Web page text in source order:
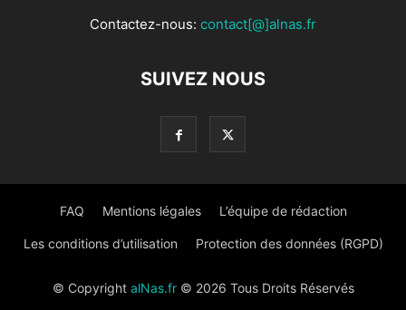
Contactez-nous: contact[@]alnas.fr
SUIVEZ NOUS
FAQ Mentions légales L’équipe de rédaction
Les conditions d’utilisation Protection des données (RGPD)
© Copyright alNas.fr© 2026 Tous Droits Réservés